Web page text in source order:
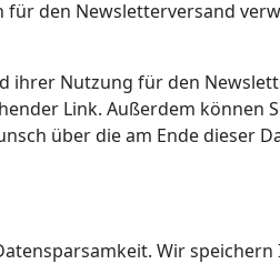
den Newsletterversand
ihrer Nutzung für den
Link. Außerdem können
über die am Ende dieser
Wir